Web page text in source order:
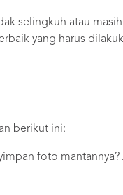
selingkuh atau masih
yang harus
berikut ini:
foto mantannya?